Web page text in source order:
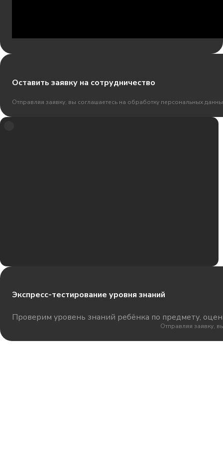
Оставить заявку на сотрудничество
Отправляя заявку, вы соглашаетесь на обработку персональных
Экспресс-тестирование уровня знаний
Проверим уровень знаний ребёнка по предмету,
Отправляя заявку,